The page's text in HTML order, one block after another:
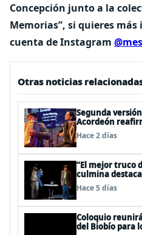
Concepción junto a la
Memorias”, si quieres
cuenta de Instagram
Otras noticias
Segunda
Acordeón
Chile
Hace 2 días
“El mejor truco
culmina
Festival Off
Hace 5 días
Coloquio
del Biobío para